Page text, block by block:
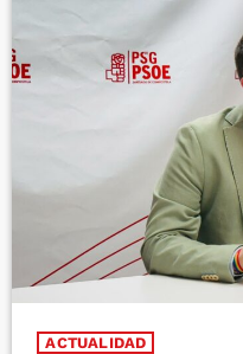
ACTUALIDAD